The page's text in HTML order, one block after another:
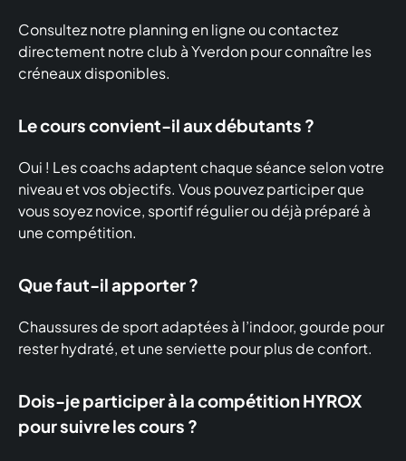
Consultez notre planning en ligne ou contactez
directement notre club à Yverdon pour connaître les
créneaux disponibles.
Le cours convient-il aux débutants ?
Oui ! Les coachs adaptent chaque séance selon votre
niveau et vos objectifs. Vous pouvez participer que
vous soyez novice, sportif régulier ou déjà préparé à
une compétition.
Que faut-il apporter ?
Chaussures de sport adaptées à l’indoor, gourde pour
rester hydraté, et une serviette pour plus de confort.
Dois-je participer à la compétition HYROX
pour suivre les cours ?